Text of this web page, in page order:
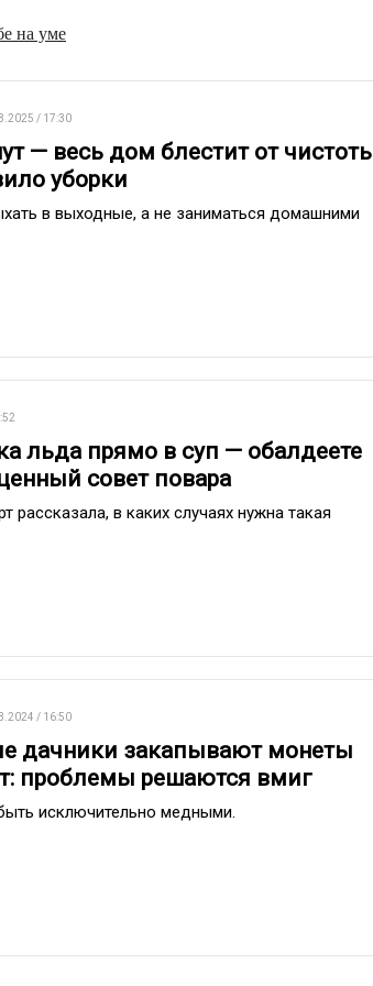
на уме
/ 17:30
— весь дом блестит от
уборки
в выходные, а не заниматься домашними
льда прямо в суп — обалдеете
совет повара
рассказала, в каких случаях нужна такая
/ 16:50
дачники закапывают монеты
проблемы решаются вмиг
исключительно медными.